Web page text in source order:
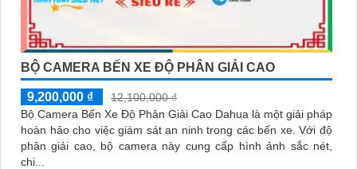
BỘ CAMERA BẾN XE ĐỘ PHÂN GIẢI CAO
9,200,000 ₫
12,100,000 ₫
Bộ Camera Bến Xe Độ Phân Giải Cao Dahua là một giải pháp
hoàn hảo cho việc giám sát an ninh trong các bến xe. Với độ
phân giải cao, bộ camera này cung cấp hình ảnh sắc nét,
chi...